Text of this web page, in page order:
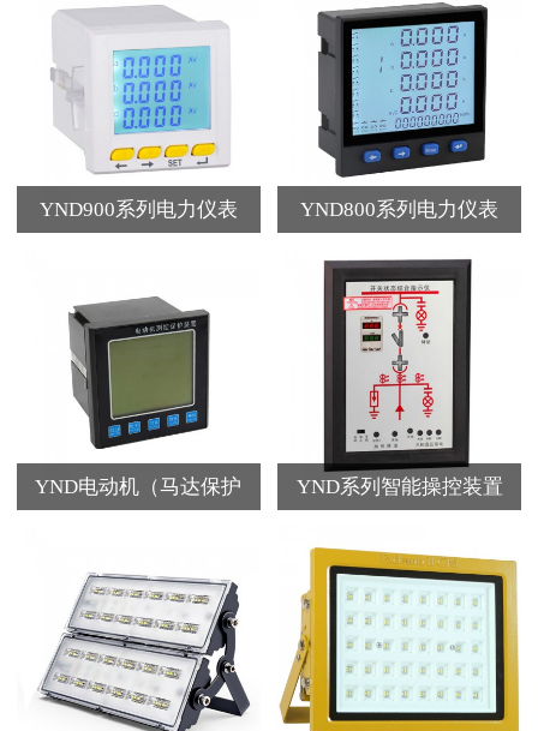
YND900系列电力仪表 YND800系列电力仪表
YND电动机（马达保护 YND系列智能操控装置